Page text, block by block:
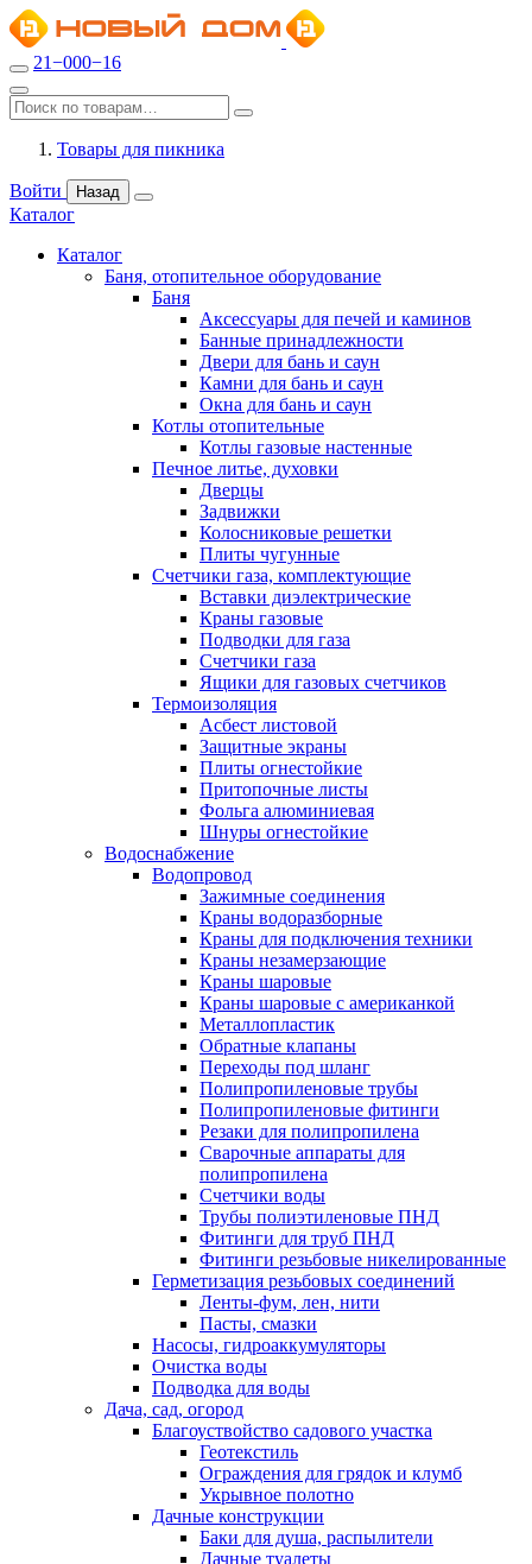
21−000−16
Товары для пикника
Войти Назад
Каталог
Каталог
Баня, отопительное оборудование
Баня
Аксессуары для печей и каминов
Банные принадлежности
Двери для бань и саун
Камни для бань и саун
Окна для бань и саун
Котлы отопительные
Котлы газовые настенные
Печное литье, духовки
Дверцы
Задвижки
Колосниковые решетки
Плиты чугунные
Счетчики газа, комплектующие
Вставки диэлектрические
Краны газовые
Подводки для газа
Счетчики газа
Ящики для газовых счетчиков
Термоизоляция
Асбест листовой
Защитные экраны
Плиты огнестойкие
Притопочные листы
Фольга алюминиевая
Шнуры огнестойкие
Водоснабжение
Водопровод
Зажимные соединения
Краны водоразборные
Краны для подключения техники
Краны незамерзающие
Краны шаровые
Краны шаровые с американкой
Металлопластик
Обратные клапаны
Переходы под шланг
Полипропиленовые трубы
Полипропиленовые фитинги
Резаки для полипропилена
Сварочные аппараты для
полипропилена
Счетчики воды
Трубы полиэтиленовые ПНД
Фитинги для труб ПНД
Фитинги резьбовые никелированные
Герметизация резьбовых соединений
Ленты-фум, лен, нити
Пасты, смазки
Насосы, гидроаккумуляторы
Очистка воды
Подводка для воды
Дача, сад, огород
Благоуствойство садового участка
Геотекстиль
Ограждения для грядок и клумб
Укрывное полотно
Дачные конструкции
Баки для душа, распылители
Дачные туалеты